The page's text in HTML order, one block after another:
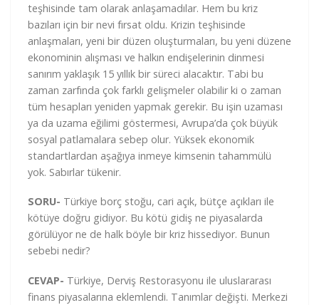
teşhisinde tam olarak anlaşamadılar. Hem bu kriz
bazıları için bir nevi fırsat oldu. Krizin teşhisinde
anlaşmaları, yeni bir düzen oluşturmaları, bu yeni düzene
ekonominin alışması ve halkın endişelerinin dinmesi
sanırım yaklaşık 15 yıllık bir süreci alacaktır. Tabi bu
zaman zarfında çok farklı gelişmeler olabilir ki o zaman
tüm hesapları yeniden yapmak gerekir. Bu işin uzaması
ya da uzama eğilimi göstermesi, Avrupa’da çok büyük
sosyal patlamalara sebep olur. Yüksek ekonomik
standartlardan aşağıya inmeye kimsenin tahammülü
yok. Sabırlar tükenir.
SORU- Türkiye borç stoğu, cari açık, bütçe açıkları ile
kötüye doğru gidiyor. Bu kötü gidiş ne piyasalarda
görülüyor ne de halk böyle bir kriz hissediyor. Bunun
sebebi nedir?
CEVAP- Türkiye, Derviş Restorasyonu ile uluslararası
finans piyasalarına eklemlendi. Tanımlar değişti. Merkezi